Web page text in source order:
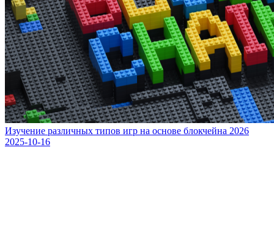
Изучение различных типов игр на основе блокчейна 2026
2025-10-16